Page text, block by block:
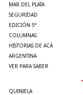
MAR DEL PLATA
SEGURIDAD
EDICIÓN 5°
COLUMNAS
HISTORIAS DE ACÁ
ARGENTINA
VER PARA SABER
QUINIELA